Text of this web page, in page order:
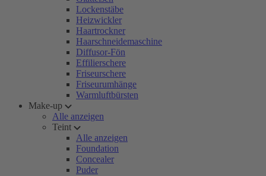
Lockenstäbe
Heizwickler
Haartrockner
Haarschneidemaschine
Diffusor-Fön
Effilierschere
Friseurschere
Friseurumhänge
Warmluftbürsten
Make-up
Alle anzeigen
Teint
Alle anzeigen
Foundation
Concealer
Puder